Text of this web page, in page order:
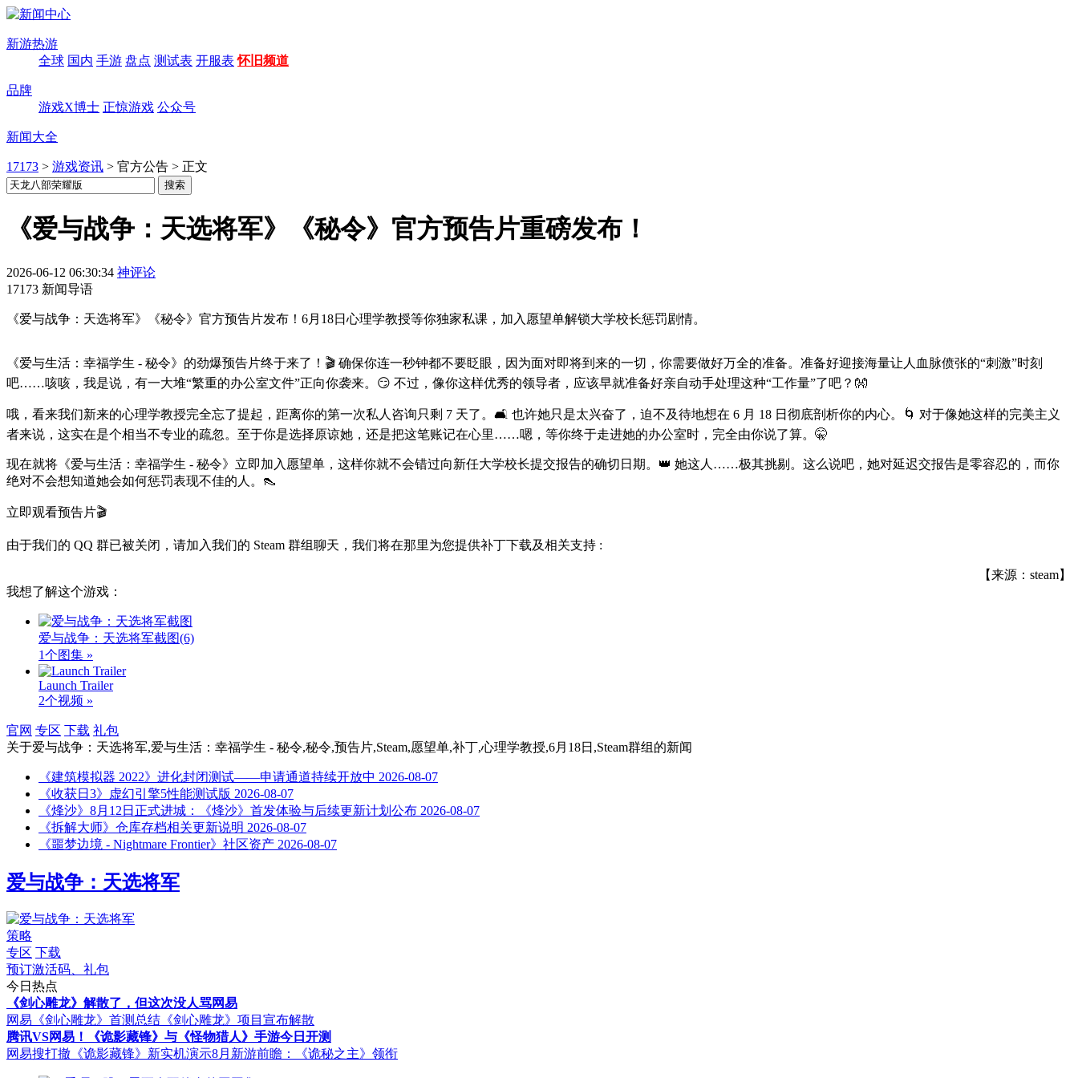
新游热游
全球 国内 手游 盘点 测试表 开服表 怀旧频道
品牌
游戏X博士 正惊游戏 公众号
新闻大全
17173 > 游戏资讯 > 官方公告 > 正文
《爱与战争：天选将军》《秘令》官方预告片重磅发布！
2026-06-12 06:30:34 神评论
17173 新闻导语
《爱与战争：天选将军》《秘令》官方预告片发布！6月18日心理学教授等你独家私课，加入愿望单解锁大学校长惩罚剧情。
《爱与生活：幸福学生 - 秘令》的劲爆预告片终于来了！🎬 确保你连一秒钟都不要眨眼，因为面对即将到来的一切，你需要做好万全的准备。准备好迎接海量让人血脉偾张的“刺激”时刻
吧……咳咳，我是说，有一大堆“繁重的办公室文件”正向你袭来。😏 不过，像你这样优秀的领导者，应该早就准备好亲自动手处理这种“工作量”了吧？👐
哦，看来我们新来的心理学教授完全忘了提起，距离你的第一次私人咨询只剩 7 天了。🛋️ 也许她只是太兴奋了，迫不及待地想在 6 月 18 日彻底剖析你的内心。🌀 对于像她这样的完美主义
者来说，这实在是个相当不专业的疏忽。至于你是选择原谅她，还是把这笔账记在心里……嗯，等你终于走进她的办公室时，完全由你说了算。🤫
现在就将《爱与生活：幸福学生 - 秘令》立即加入愿望单，这样你就不会错过向新任大学校长提交报告的确切日期。👑 她这人……极其挑剔。这么说吧，她对延迟交报告是零容忍的，而你
绝对不会想知道她会如何惩罚表现不佳的人。👠
立即观看预告片🎬
由于我们的 QQ 群已被关闭，请加入我们的 Steam 群组聊天，我们将在那里为您提供补丁下载及相关支持 :
【来源：steam】
我想了解这个游戏：
爱与战争：天选将军截图(6)
1个图集 »
Launch Trailer
2个视频 »
官网 专区 下载 礼包
关于爱与战争：天选将军,爱与生活：幸福学生 - 秘令,秘令,预告片,Steam,愿望单,补丁,心理学教授,6月18日,Steam群组 的新闻
《建筑模拟器 2022》进化封闭测试——申请通道持续开放中 2026-08-07
《收获日3》虚幻引擎5性能测试版 2026-08-07
《烽沙》8月12日正式进城：《烽沙》首发体验与后续更新计划公布 2026-08-07
《拆解大师》仓库存档相关更新说明 2026-08-07
《噩梦边境 - Nightmare Frontier》社区资产 2026-08-07
爱与战争：天选将军
策略
专区 下载
预订激活码、礼包
今日热点
《剑心雕龙》解散了，但这次没人骂网易
网易《剑心雕龙》首测总结 《剑心雕龙》项目宣布解散
腾讯VS网易！《诡影藏锋》与《怪物猎人》手游今日开测
网易搜打撤《诡影藏锋》新实机演示8月新游前瞻：《诡秘之主》领衔